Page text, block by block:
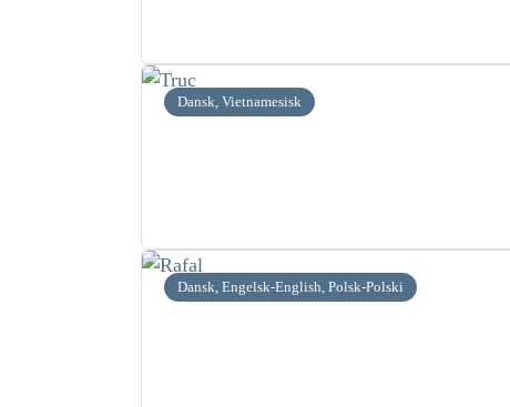
Dansk, Vietnamesisk
Dansk, Engelsk-English, Polsk-Polski